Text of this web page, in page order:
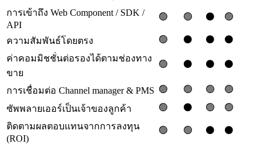
การเข้าถึง Web Component / SDK /
API
🟢 🟢 ⚫️ 🟢
ความสัมพันธ์โดยตรง 🟢 ⚫️ ⚫️
⚫️
ค่าคอมมิชชั่นต่อรองได้ตามช่องทาง
ขาย
🟢 ⚫️ ⚫️ ⚫️
การเชื่อมต่อ Channel manager & PMS 🟢 🟢 🟢
🟢
ซัพพลายเออร์เป็นเจ้าของลูกค้า
🟢 ⚫️ 🟢
🟢
ติดตามผลตอบแทนจากการลงทุน
(ROI)
🟢 🟢 ⚫️ ⚫️